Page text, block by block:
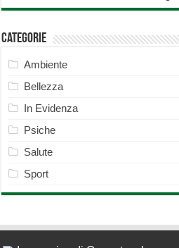
Categorie
Ambiente
Bellezza
In Evidenza
Psiche
Salute
Sport